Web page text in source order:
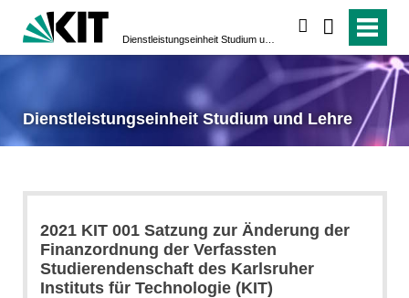
Dienstleistungseinheit Studium und Lehre
2021 KIT 001 Satzung zur Änderung der
Finanzordnung der Verfassten
Studierendenschaft des Karlsruher
Instituts für Technologie (KIT)